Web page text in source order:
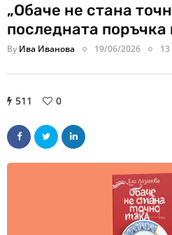
„Обаче не стана
последната поръчка
By Ива Иванова 19/06/2026
511 0